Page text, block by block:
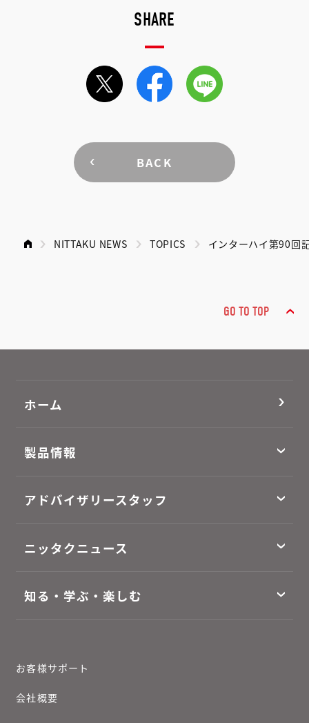
SHARE
BACK
NITTAKU NEWS TOPICS インターハイ第90回
GO TO TOP
ホーム
製品情報
アドバイザリースタッフ
ニッタクニュース
知る・学ぶ・楽しむ
お客様サポート
会社概要